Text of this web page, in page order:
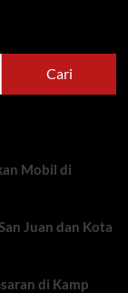
Cari
Mobil di
Juan dan Kota
di Kamp